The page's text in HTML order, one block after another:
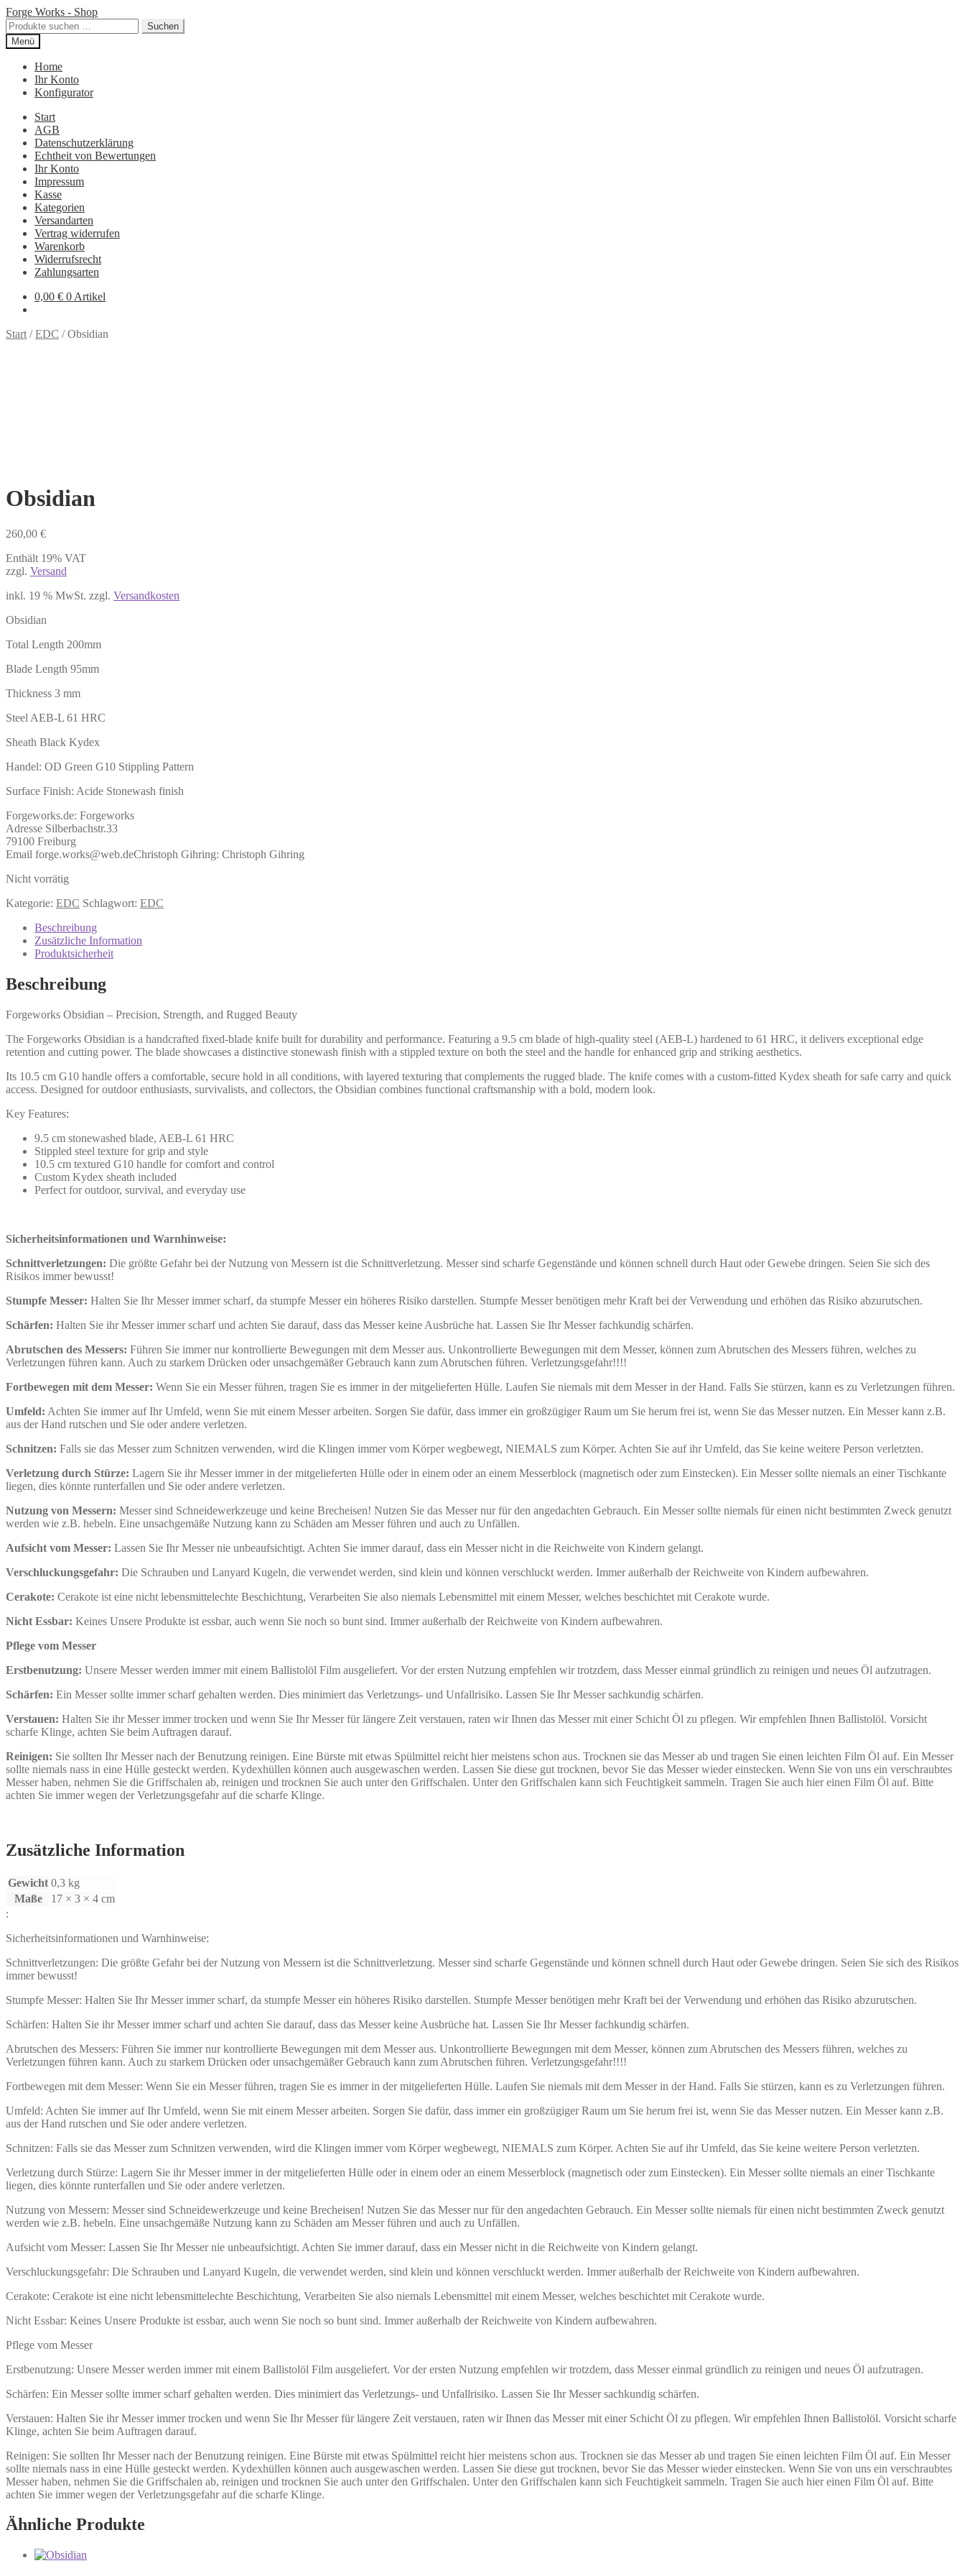
Zur
Navigation
springen
Zum
Inhalt
springen
Forge Works - Shop
Suchen
nach:
Suchen
Menü
Home
Ihr Konto
Konfigurator
Start
AGB
Datenschutzerklärung
Echtheit von Bewertungen
Ihr Konto
Impressum
Kasse
Kategorien
Versandarten
Vertrag widerrufen
Warenkorb
Widerrufsrecht
Zahlungsarten
0,00 € 0 Artikel
Start /EDC /Obsidian
Obsidian
260,00 €
Enthält 19% VAT
zzgl. Versand
inkl. 19 % MwSt. zzgl. Versandkosten
Obsidian
Total Length 200mm
Blade Length 95mm
Thickness 3 mm
Steel AEB-L 61 HRC
Sheath Black Kydex
Handel: OD Green G10 Stippling Pattern
Surface Finish: Acide Stonewash finish
Forgeworks.de: Forgeworks
Adresse Silberbachstr.33
79100 Freiburg
Email forge.works@web.deChristoph Gihring: Christoph Gihring
Nicht vorrätig
Kategorie: EDC Schlagwort: EDC
Beschreibung
Zusätzliche Information
Produktsicherheit
Beschreibung
Forgeworks Obsidian – Precision, Strength, and Rugged Beauty
The Forgeworks Obsidian is a handcrafted fixed-blade knife built for durability and performance. Featuring a 9.5 cm blade of high-quality steel (AEB-L) hardened to 61 HRC, it delivers exceptional edge
retention and cutting power. The blade showcases a distinctive stonewash finish with a stippled texture on both the steel and the handle for enhanced grip and striking aesthetics.
Its 10.5 cm G10 handle offers a comfortable, secure hold in all conditions, with layered texturing that complements the rugged blade. The knife comes with a custom-fitted Kydex sheath for safe carry and quick
access. Designed for outdoor enthusiasts, survivalists, and collectors, the Obsidian combines functional craftsmanship with a bold, modern look.
Key Features:
9.5 cm stonewashed blade, AEB-L 61 HRC
Stippled steel texture for grip and style
10.5 cm textured G10 handle for comfort and control
Custom Kydex sheath included
Perfect for outdoor, survival, and everyday use
Sicherheitsinformationen und Warnhinweise:
Schnittverletzungen: Die größte Gefahr bei der Nutzung von Messern ist die Schnittverletzung. Messer sind scharfe Gegenstände und können schnell durch Haut oder Gewebe dringen. Seien Sie sich des
Risikos immer bewusst!
Stumpfe Messer: Halten Sie Ihr Messer immer scharf, da stumpfe Messer ein höheres Risiko darstellen. Stumpfe Messer benötigen mehr Kraft bei der Verwendung und erhöhen das Risiko abzurutschen.
Schärfen: Halten Sie ihr Messer immer scharf und achten Sie darauf, dass das Messer keine Ausbrüche hat. Lassen Sie Ihr Messer fachkundig schärfen.
Abrutschen des Messers: Führen Sie immer nur kontrollierte Bewegungen mit dem Messer aus. Unkontrollierte Bewegungen mit dem Messer, können zum Abrutschen des Messers führen, welches zu
Verletzungen führen kann. Auch zu starkem Drücken oder unsachgemäßer Gebrauch kann zum Abrutschen führen. Verletzungsgefahr!!!!
Fortbewegen mit dem Messer: Wenn Sie ein Messer führen, tragen Sie es immer in der mitgelieferten Hülle. Laufen Sie niemals mit dem Messer in der Hand. Falls Sie stürzen, kann es zu Verletzungen führen.
Umfeld: Achten Sie immer auf Ihr Umfeld, wenn Sie mit einem Messer arbeiten. Sorgen Sie dafür, dass immer ein großzügiger Raum um Sie herum frei ist, wenn Sie das Messer nutzen. Ein Messer kann z.B.
aus der Hand rutschen und Sie oder andere verletzen.
Schnitzen: Falls sie das Messer zum Schnitzen verwenden, wird die Klingen immer vom Körper wegbewegt, NIEMALS zum Körper. Achten Sie auf ihr Umfeld, das Sie keine weitere Person verletzten.
Verletzung durch Stürze: Lagern Sie ihr Messer immer in der mitgelieferten Hülle oder in einem oder an einem Messerblock (magnetisch oder zum Einstecken). Ein Messer sollte niemals an einer Tischkante
liegen, dies könnte runterfallen und Sie oder andere verletzen.
Nutzung von Messern: Messer sind Schneidewerkzeuge und keine Brecheisen! Nutzen Sie das Messer nur für den angedachten Gebrauch. Ein Messer sollte niemals für einen nicht bestimmten Zweck genutzt
werden wie z.B. hebeln. Eine unsachgemäße Nutzung kann zu Schäden am Messer führen und auch zu Unfällen.
Aufsicht vom Messer: Lassen Sie Ihr Messer nie unbeaufsichtigt. Achten Sie immer darauf, dass ein Messer nicht in die Reichweite von Kindern gelangt.
Verschluckungsgefahr: Die Schrauben und Lanyard Kugeln, die verwendet werden, sind klein und können verschluckt werden. Immer außerhalb der Reichweite von Kindern aufbewahren.
Cerakote: Cerakote ist eine nicht lebensmittelechte Beschichtung, Verarbeiten Sie also niemals Lebensmittel mit einem Messer, welches beschichtet mit Cerakote wurde.
Nicht Essbar: Keines Unsere Produkte ist essbar, auch wenn Sie noch so bunt sind. Immer außerhalb der Reichweite von Kindern aufbewahren.
Pflege vom Messer
Erstbenutzung: Unsere Messer werden immer mit einem Ballistolöl Film ausgeliefert. Vor der ersten Nutzung empfehlen wir trotzdem, dass Messer einmal gründlich zu reinigen und neues Öl aufzutragen.
Schärfen: Ein Messer sollte immer scharf gehalten werden. Dies minimiert das Verletzungs- und Unfallrisiko. Lassen Sie Ihr Messer sachkundig schärfen.
Verstauen: Halten Sie ihr Messer immer trocken und wenn Sie Ihr Messer für längere Zeit verstauen, raten wir Ihnen das Messer mit einer Schicht Öl zu pflegen. Wir empfehlen Ihnen Ballistolöl. Vorsicht
scharfe Klinge, achten Sie beim Auftragen darauf.
Reinigen: Sie sollten Ihr Messer nach der Benutzung reinigen. Eine Bürste mit etwas Spülmittel reicht hier meistens schon aus. Trocknen sie das Messer ab und tragen Sie einen leichten Film Öl auf. Ein Messer
sollte niemals nass in eine Hülle gesteckt werden. Kydexhüllen können auch ausgewaschen werden. Lassen Sie diese gut trocknen, bevor Sie das Messer wieder einstecken. Wenn Sie von uns ein verschraubtes
Messer haben, nehmen Sie die Griffschalen ab, reinigen und trocknen Sie auch unter den Griffschalen. Unter den Griffschalen kann sich Feuchtigkeit sammeln. Tragen Sie auch hier einen Film Öl auf. Bitte
achten Sie immer wegen der Verletzungsgefahr auf die scharfe Klinge.
Zusätzliche Information
Gewicht 0,3 kg
Maße
17 × 3 × 4 cm
:
Sicherheitsinformationen und Warnhinweise:
Schnittverletzungen: Die größte Gefahr bei der Nutzung von Messern ist die Schnittverletzung. Messer sind scharfe Gegenstände und können schnell durch Haut oder Gewebe dringen. Seien Sie sich des Risikos
immer bewusst!
Stumpfe Messer: Halten Sie Ihr Messer immer scharf, da stumpfe Messer ein höheres Risiko darstellen. Stumpfe Messer benötigen mehr Kraft bei der Verwendung und erhöhen das Risiko abzurutschen.
Schärfen: Halten Sie ihr Messer immer scharf und achten Sie darauf, dass das Messer keine Ausbrüche hat. Lassen Sie Ihr Messer fachkundig schärfen.
Abrutschen des Messers: Führen Sie immer nur kontrollierte Bewegungen mit dem Messer aus. Unkontrollierte Bewegungen mit dem Messer, können zum Abrutschen des Messers führen, welches zu
Verletzungen führen kann. Auch zu starkem Drücken oder unsachgemäßer Gebrauch kann zum Abrutschen führen. Verletzungsgefahr!!!!
Fortbewegen mit dem Messer: Wenn Sie ein Messer führen, tragen Sie es immer in der mitgelieferten Hülle. Laufen Sie niemals mit dem Messer in der Hand. Falls Sie stürzen, kann es zu Verletzungen führen.
Umfeld: Achten Sie immer auf Ihr Umfeld, wenn Sie mit einem Messer arbeiten. Sorgen Sie dafür, dass immer ein großzügiger Raum um Sie herum frei ist, wenn Sie das Messer nutzen. Ein Messer kann z.B.
aus der Hand rutschen und Sie oder andere verletzen.
Schnitzen: Falls sie das Messer zum Schnitzen verwenden, wird die Klingen immer vom Körper wegbewegt, NIEMALS zum Körper. Achten Sie auf ihr Umfeld, das Sie keine weitere Person verletzten.
Verletzung durch Stürze: Lagern Sie ihr Messer immer in der mitgelieferten Hülle oder in einem oder an einem Messerblock (magnetisch oder zum Einstecken). Ein Messer sollte niemals an einer Tischkante
liegen, dies könnte runterfallen und Sie oder andere verletzen.
Nutzung von Messern: Messer sind Schneidewerkzeuge und keine Brecheisen! Nutzen Sie das Messer nur für den angedachten Gebrauch. Ein Messer sollte niemals für einen nicht bestimmten Zweck genutzt
werden wie z.B. hebeln. Eine unsachgemäße Nutzung kann zu Schäden am Messer führen und auch zu Unfällen.
Aufsicht vom Messer: Lassen Sie Ihr Messer nie unbeaufsichtigt. Achten Sie immer darauf, dass ein Messer nicht in die Reichweite von Kindern gelangt.
Verschluckungsgefahr: Die Schrauben und Lanyard Kugeln, die verwendet werden, sind klein und können verschluckt werden. Immer außerhalb der Reichweite von Kindern aufbewahren.
Cerakote: Cerakote ist eine nicht lebensmittelechte Beschichtung, Verarbeiten Sie also niemals Lebensmittel mit einem Messer, welches beschichtet mit Cerakote wurde.
Nicht Essbar: Keines Unsere Produkte ist essbar, auch wenn Sie noch so bunt sind. Immer außerhalb der Reichweite von Kindern aufbewahren.
Pflege vom Messer
Erstbenutzung: Unsere Messer werden immer mit einem Ballistolöl Film ausgeliefert. Vor der ersten Nutzung empfehlen wir trotzdem, dass Messer einmal gründlich zu reinigen und neues Öl aufzutragen.
Schärfen: Ein Messer sollte immer scharf gehalten werden. Dies minimiert das Verletzungs- und Unfallrisiko. Lassen Sie Ihr Messer sachkundig schärfen.
Verstauen: Halten Sie ihr Messer immer trocken und wenn Sie Ihr Messer für längere Zeit verstauen, raten wir Ihnen das Messer mit einer Schicht Öl zu pflegen. Wir empfehlen Ihnen Ballistolöl. Vorsicht scharfe
Klinge, achten Sie beim Auftragen darauf.
Reinigen: Sie sollten Ihr Messer nach der Benutzung reinigen. Eine Bürste mit etwas Spülmittel reicht hier meistens schon aus. Trocknen sie das Messer ab und tragen Sie einen leichten Film Öl auf. Ein Messer
sollte niemals nass in eine Hülle gesteckt werden. Kydexhüllen können auch ausgewaschen werden. Lassen Sie diese gut trocknen, bevor Sie das Messer wieder einstecken. Wenn Sie von uns ein verschraubtes
Messer haben, nehmen Sie die Griffschalen ab, reinigen und trocknen Sie auch unter den Griffschalen. Unter den Griffschalen kann sich Feuchtigkeit sammeln. Tragen Sie auch hier einen Film Öl auf. Bitte
achten Sie immer wegen der Verletzungsgefahr auf die scharfe Klinge.
Ähnliche Produkte